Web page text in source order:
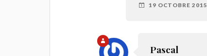
19 OCTOBRE 2015
Pascal